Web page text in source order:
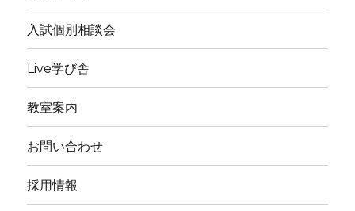
入試個別相談会
Live学び舎
教室案内
お問い合わせ
採用情報